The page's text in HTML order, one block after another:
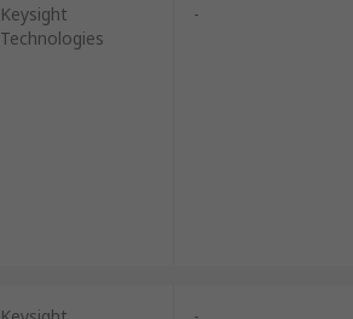
Keysight
Technologies
-